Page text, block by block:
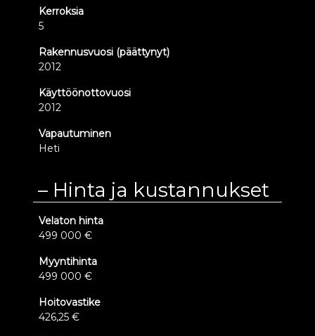
Kerroksia
5
Rakennusvuosi (päättynyt)
2012
Käyttöönottovuosi
2012
Vapautuminen
Heti
Hinta ja kustannukset
Velaton hinta
499 000 €
Myyntihinta
499 000 €
Hoitovastike
426,25 €